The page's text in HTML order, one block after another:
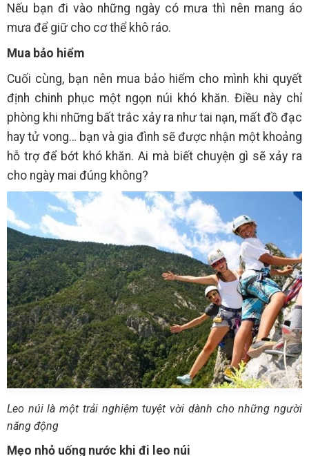
Nếu bạn đi vào những ngày có mưa thì nên mang áo
mưa để giữ cho cơ thể khô ráo.
Mua bảo hiểm
Cuối cùng, bạn nên mua bảo hiểm cho mình khi quyết
định chinh phục một ngọn núi khó khăn. Điều này chỉ
phòng khi những bất trắc xảy ra như tai nạn, mất đồ đạc
hay tử vong… bạn và gia đình sẽ được nhận một khoảng
hỗ trợ để bớt khó khăn. Ai mà biết chuyện gì sẽ xảy ra
cho ngày mai đúng không?
Leo núi là một trải nghiệm tuyệt vời dành cho những người
năng động
Mẹo nhỏ uống nước khi đi leo núi